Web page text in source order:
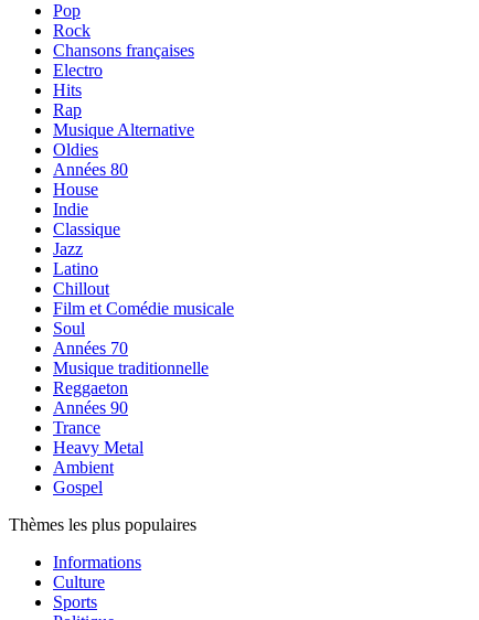
Pop
Rock
Chansons françaises
Electro
Hits
Rap
Musique Alternative
Oldies
Années 80
House
Indie
Classique
Jazz
Latino
Chillout
Film et Comédie musicale
Soul
Années 70
Musique traditionnelle
Reggaeton
Années 90
Trance
Heavy Metal
Ambient
Gospel
Thèmes les plus populaires
Informations
Culture
Sports